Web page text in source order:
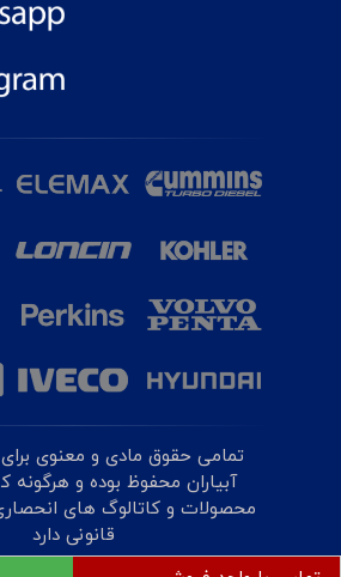
تمامی حقوق مادی و معنوی
آبیاران محفوظ بوده و هرگونه
محصولات و کاتالوگ های انحصاری
قانونی دارد